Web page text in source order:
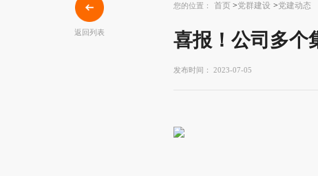
返回列表
您的位置： 首页 >党群建设 >党建动态
喜报！公司多个
发布时间： 2023-07-05